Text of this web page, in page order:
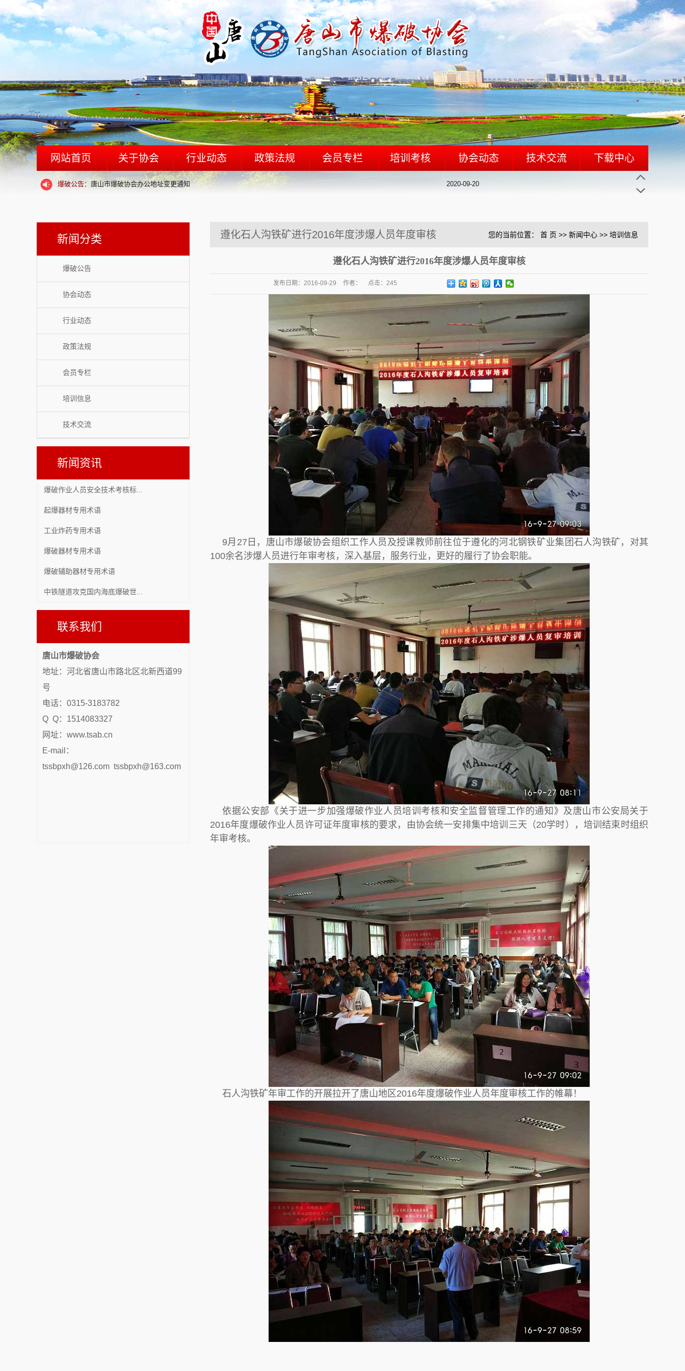
网站首页 关于协会
协会简介
常务理事会人员
联系方式
行业动态 政策法规
法律法规
会员专栏 培训考核
查询
爆破工程技术人员信息
查询
协会动态 技术交流 下载中心
爆破公告： 关于唐山市爆破协会邀请新会员入会函 2019-02-16
爆破公告： 唐山市爆破协会办公地址变更通知 2020-09-20
爆破公告：唐山市爆破协会办公地址变更通知
爆破公告： 2019-02-16
新闻分类
爆破公告
协会动态
行业动态
政策法规
会员专栏
培训信息
技术交流
新闻资讯
爆破作业人员安全技术考核标...
起爆器材专用术语
工业炸药专用术语
爆破器材专用术语
爆破辅助器材专用术语
中铁隧道攻克国内海底爆破世...
联系我们
唐山市爆破协会
地址：河北省唐山市路北区北新西道99
号
电话：0315-3183782
Q Q：1514083327
网址：www.tsab.cn
E-mail：
tssbpxh@126.com tssbpxh@163.com
遵化石人沟铁矿进行2016年度涉爆人员年度审核 您的当前位置： 首 页 >> 新闻中心 >> 培训信息
遵化石人沟铁矿进行2016年度涉爆人员年度审核
发布日期： 2016-09-29 作者： 点击： 245
9月27日，唐山市爆破协会组织工作人员及授课教师前往位于遵化的河北钢铁矿业集团石人沟铁矿，对其
100余名涉爆人员进行年审考核，深入基层，服务行业，更好的履行了协会职能。
依据公安部《关于进一步加强爆破作业人员培训考核和安全监督管理工作的通知》及唐山市公安局关于
2016年度爆破作业人员许可证年度审核的要求，由协会统一安排集中培训三天（20学时），培训结束时组织
年审考核。
石人沟铁矿年审工作的开展拉开了唐山地区2016年度爆破作业人员年度审核工作的帷幕！